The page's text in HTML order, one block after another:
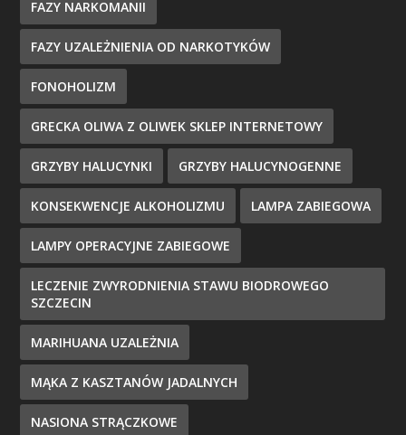
FAZY NARKOMANII
FAZY UZALEŻNIENIA OD NARKOTYKÓW
FONOHOLIZM
GRECKA OLIWA Z OLIWEK SKLEP INTERNETOWY
GRZYBY HALUCYNKI GRZYBY HALUCYNOGENNE
KONSEKWENCJE ALKOHOLIZMU LAMPA ZABIEGOWA
LAMPY OPERACYJNE ZABIEGOWE
LECZENIE ZWYRODNIENIA STAWU BIODROWEGO
SZCZECIN
MARIHUANA UZALEŻNIA
MĄKA Z KASZTANÓW JADALNYCH
NASIONA STRĄCZKOWE